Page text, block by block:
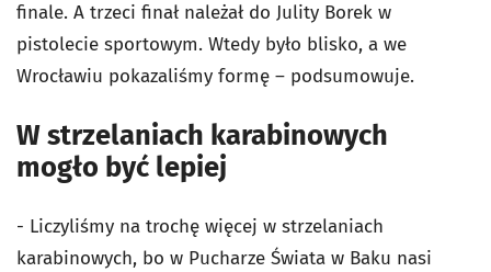
finale. A trzeci finał należał do Julity Borek w
pistolecie sportowym. Wtedy było blisko, a we
Wrocławiu pokazaliśmy formę – podsumowuje.
W strzelaniach karabinowych
mogło być lepiej
- Liczyliśmy na trochę więcej w strzelaniach
karabinowych, bo w Pucharze Świata w Baku nasi